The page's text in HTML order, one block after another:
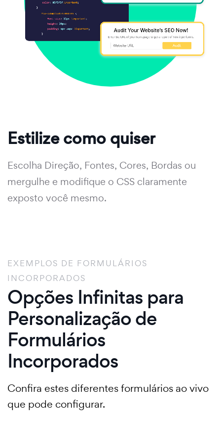
Estilize como quiser
Escolha Direção, Fontes, Cores, Bordas ou
mergulhe e modifique o CSS claramente
exposto você mesmo.
EXEMPLOS DE FORMULÁRIOS
INCORPORADOS
Opções Infinitas para
Personalização de
Formulários
Incorporados
Confira estes diferentes formulários ao vivo
que pode configurar.